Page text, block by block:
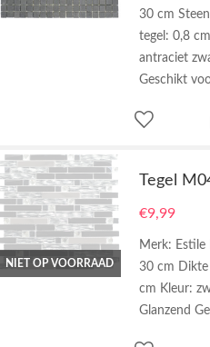
30 cm
tegel: 0,8
antraciet
Geschikt
NIET OP VOORRAAD
Tegel
€9,99
Merk:
30 cm Dikte
cm Kleur:
Glanzend